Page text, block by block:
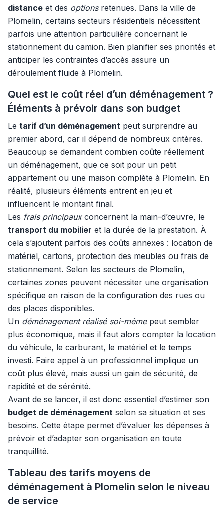
distance et des optionsretenues. Dans la ville de
Plomelin, certains secteurs résidentiels nécessitent
parfois une attention particulière concernant le
stationnement du camion. Bien planifier ses priorités et
anticiper les contraintes d’accès assure un
déroulement fluide à Plomelin.
Quel est le coût réel d’un déménagement ?
Éléments à prévoir dans son budget
Le tarif d’un déménagement peut surprendre au
premier abord, car il dépend de nombreux critères.
Beaucoup se demandent combien coûte réellement
un déménagement, que ce soit pour un petit
appartement ou une maison complète à Plomelin. En
réalité, plusieurs éléments entrent en jeu et
influencent le montant final.
Les frais principauxconcernent la main-d’œuvre, le
transport du mobilier et la durée de la prestation. À
cela s’ajoutent parfois des coûts annexes : location de
matériel, cartons, protection des meubles ou frais de
stationnement. Selon les secteurs de Plomelin,
certaines zones peuvent nécessiter une organisation
spécifique en raison de la configuration des rues ou
des places disponibles.
Un déménagement réalisé soi-mêmepeut sembler
plus économique, mais il faut alors compter la location
du véhicule, le carburant, le matériel et le temps
investi. Faire appel à un professionnel implique un
coût plus élevé, mais aussi un gain de sécurité, de
rapidité et de sérénité.
Avant de se lancer, il est donc essentiel d’estimer son
budget de déménagement selon sa situation et ses
besoins. Cette étape permet d’évaluer les dépenses à
prévoir et d’adapter son organisation en toute
tranquillité.
Tableau des tarifs moyens de
déménagement à Plomelin selon le niveau
de service